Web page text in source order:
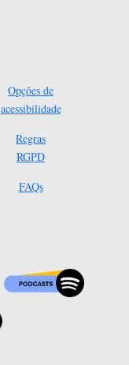
Opções de
acessibilidade
Regras
RGPD
FAQs